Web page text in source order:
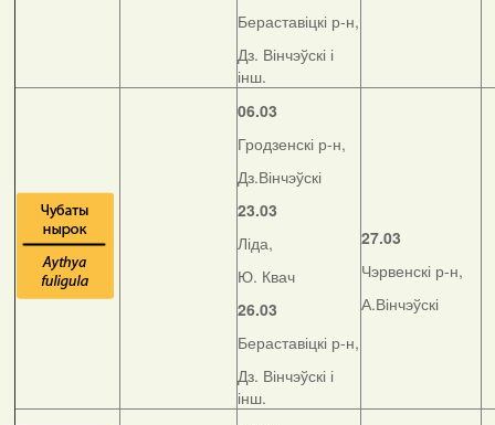
Бераставіцкі р-н,
Дз. Вінчэўскі і
інш.
06.03
Гродзенскі р-н,
Дз.Вінчэўскі
23.03
Ліда,
Ю. Квач
26.03
Бераставіцкі р-н,
Дз. Вінчэўскі і
інш.
27.03
Чэрвенскі р-н,
А.Вінчэўскі